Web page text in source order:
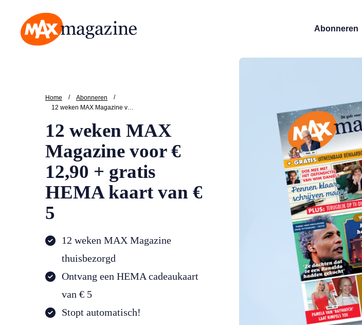
Abonneren
Home / Abonneren
/
12 weken MAX Magazine voor € 12,90 + gratis HEMA kaart van € 5
12 weken MAX
Magazine voor €
12,90 + gratis
HEMA kaart van €
5
12 weken MAX Magazine
thuisbezorgd
Ontvang een HEMA cadeaukaart
van € 5
Stopt automatisch!